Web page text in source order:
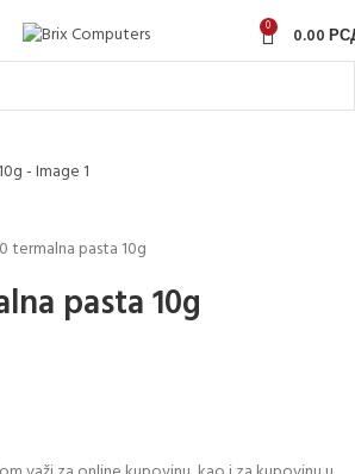
0 0.00
termalna pasta 10g
pasta 10g